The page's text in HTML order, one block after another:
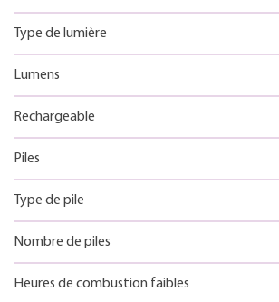
Type de lumière
Lumens
Rechargeable
Piles
Type de pile
Nombre de piles
Heures de combustion faibles